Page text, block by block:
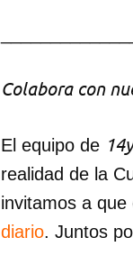
Colabora con
El equipo de
realidad de la
invitamos a
diario. Juntos